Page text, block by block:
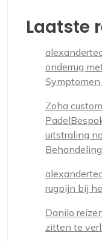
Laatste
onderrug
Zoha
uitstraling
rugpijn bij
Danilo
zitten te